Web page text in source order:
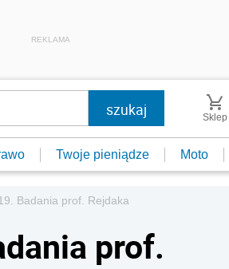
REKLAMA
Sklep
Twoje pieniądze Moto
Badania prof. Rejdaka
prof.